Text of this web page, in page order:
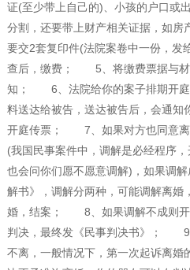
证(至少带上自己的)、小孩的户口或
分割，还要带上财产相关证据，如房
要交2套复印件(法院案卷中一份，
查后，缴费； 5、将缴费票据与材
知； 6、法院给你的案子排期开庭
料送达给被告，送达被告后，会通知
开庭传票； 7、如果对方也同意离
(我国民事案件中，调解是必经程序
也会问你们愿不愿意调解)，如果调
解书》，调解分两种，可能调解离婚
婚，结案； 8、如果调解不成则开
判决，最终发《民事判决书》； 9
不离，一般情况下，第一次起诉离婚